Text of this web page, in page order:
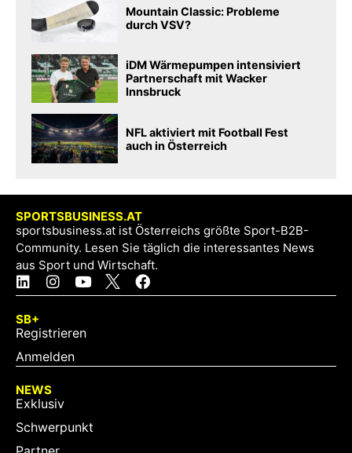
Mountain Classic: Probleme
durch VSV?
iDM Wärmepumpen intensiviert
Partnerschaft mit Wacker
Innsbruck
NFL aktiviert mit Football Fest
auch in Österreich
SPORTSBUSINESS.AT
sportsbusiness.at ist Österreichs größte Sport-B2B-
Community. Lesen Sie täglich die interessantes News
aus Sport und Wirtschaft.
SB+
Registrieren
Anmelden
NEWS
Exklusiv
Schwerpunkt